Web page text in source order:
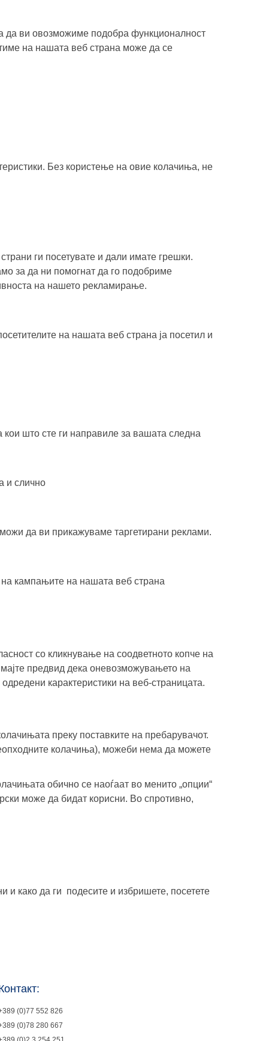
да ви овозможиме подобра функционалност
на нашата веб страна може да се
Без користење на овие колачиња, не
ги посетувате и дали имате грешки.
за да ни помогнат да го подобриме
на нашето рекламирање.
на нашата веб страна ја посетил и
кои што сте ги направиле за вашата следна
и слично
да ви прикажуваме таргетирани реклами.
кампањите на нашата веб страна
со кликнување на соодветното копче на
предвид дека оневозможувањето на
карактеристики на веб-страницата.
преку поставките на пребарувачот.
колачиња), можеби нема да можете
обично се наоѓаат во менито „опции“
може да бидат корисни. Во спротивно,
и како да ги подесите и избришете, посетете
(0)77 552 826
(0)78 280 667